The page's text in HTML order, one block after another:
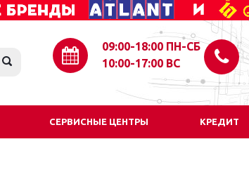
09:00-18:00 ПН-СБ
10:00-17:00 ВС
СЕРВИСНЫЕ ЦЕНТРЫ КРЕДИТ